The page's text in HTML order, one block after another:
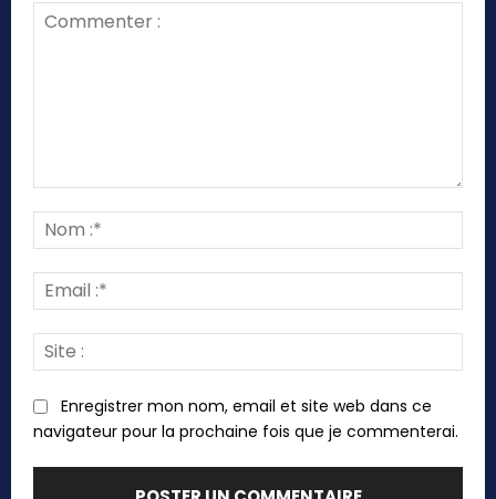
:*
:*
:
Enregistrer mon nom, email et site web dans ce
navigateur pour la prochaine fois que je commenterai.